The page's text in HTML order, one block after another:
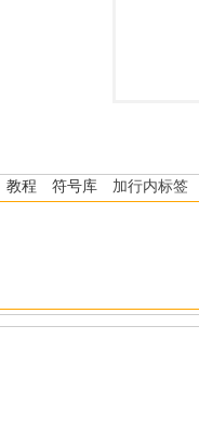
教程 符号库 加行内标签